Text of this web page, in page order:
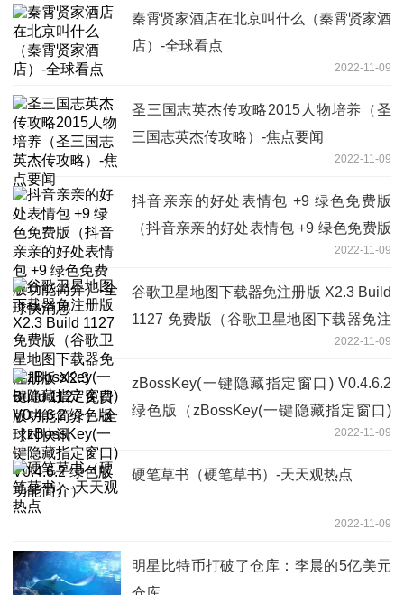
秦霄贤家酒店在北京叫什么（秦霄贤家酒
店）-全球看点
2022-11-09
圣三国志英杰传攻略2015人物培养（圣
三国志英杰传攻略）-焦点要闻
2022-11-09
抖音亲亲的好处表情包 +9 绿色免费版
（抖音亲亲的好处表情包 +9 绿色免费版
2022-11-09
谷歌卫星地图下载器免注册版 X2.3 Build
1127 免费版（谷歌卫星地图下载器免注
册版 X2.3 Build 1127 免费版功能简介）-
2022-11-09
zBossKey(一键隐藏指定窗口) V0.4.6.2
绿色版（zBossKey(一键隐藏指定窗口)
2022-11-09
硬笔草书（硬笔草书）-天天观热点
2022-11-09
明星比特币打破了仓库：李晨的5亿美元